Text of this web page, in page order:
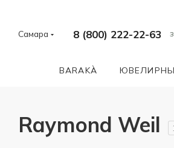
Самара 8 (800) 222-22-63
BARAKÀ
Raymond Weil